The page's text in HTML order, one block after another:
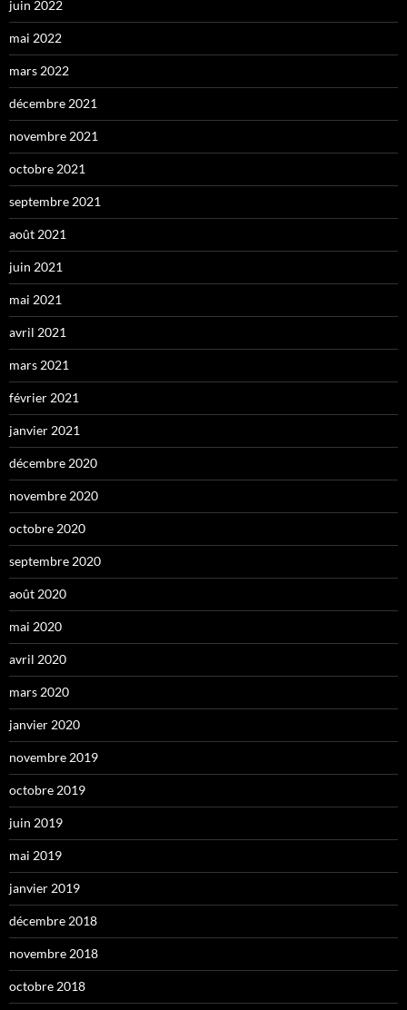
juin 2022
mai 2022
mars 2022
décembre 2021
novembre 2021
octobre 2021
septembre 2021
août 2021
juin 2021
mai 2021
avril 2021
mars 2021
février 2021
janvier 2021
décembre 2020
novembre 2020
octobre 2020
septembre 2020
août 2020
mai 2020
avril 2020
mars 2020
janvier 2020
novembre 2019
octobre 2019
juin 2019
mai 2019
janvier 2019
décembre 2018
novembre 2018
octobre 2018